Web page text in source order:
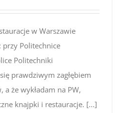
w Warszawie
przy Politechnice
Politechniki
prawdziwym zagłębiem
że wykładam na PW,
knajpki i restauracje. [...]